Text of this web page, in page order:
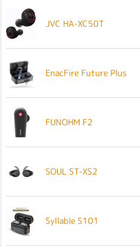
JVC HA-XC50T
EnacFire Future Plus
FUNOHM F2
SOUL ST-XS2
Syllable S101